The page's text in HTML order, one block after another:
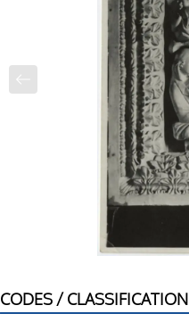
CODES / CLASSIFICATION